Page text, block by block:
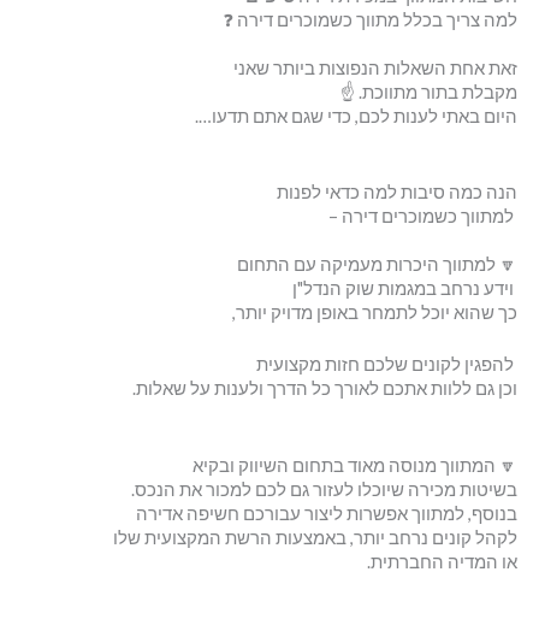
למה צריך בכלל מתווך כשמוכרים דירה ❓
זאת אחת השאלות הנפוצות ביותר שאני
מקבלת בתור מתווכת. ☝
היום באתי לענות לכם, כדי שגם אתם תדעו….
הנה כמה סיבות למה כדאי לפנות
למתווך כשמוכרים דירה –
🔽 למתווך היכרות מעמיקה עם התחום
וידע נרחב במגמות שוק הנדל"ן
כך שהוא יוכל לתמחר באופן מדויק יותר,
להפגין לקונים שלכם חזות מקצועית
וכן גם ללוות אתכם לאורך כל הדרך ולענות על שאלות.
🔽 המתווך מנוסה מאוד בתחום השיווק ובקיא
בשיטות מכירה שיוכלו לעזור גם לכם למכור את הנכס.
בנוסף, למתווך אפשרות ליצור עבורכם חשיפה אדירה
לקהל קונים נרחב יותר, באמצעות הרשת המקצועית שלו
או המדיה החברתית.